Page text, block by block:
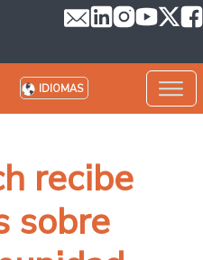
IDIOMAS
recibe
sobre